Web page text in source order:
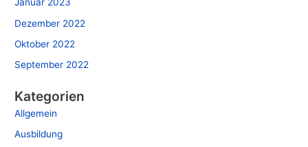
Dezember 2022
Oktober 2022
September 2022
Kategorien
Allgemein
Ausbildung